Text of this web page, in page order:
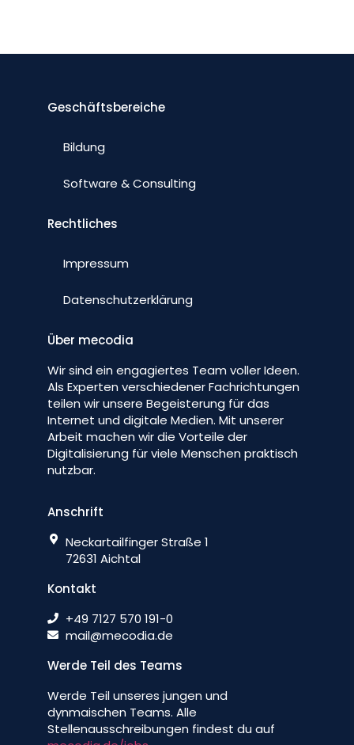
Geschäftsbereiche
Bildung
Software & Consulting
Rechtliches
Impressum
Datenschutzerklärung
Über mecodia
Wir sind ein engagiertes Team voller Ideen.
Als Experten verschiedener Fachrichtungen
teilen wir unsere Begeisterung für das
Internet und digitale Medien. Mit unserer
Arbeit machen wir die Vorteile der
Digitalisierung für viele Menschen praktisch
nutzbar.
Anschrift
Neckartailfinger Straße 1
72631 Aichtal
Kontakt
+49 7127 570 191-0
mail@mecodia.de
Werde Teil des Teams
Werde Teil unseres jungen und
dynmaischen Teams. Alle
Stellenausschreibungen findest du auf